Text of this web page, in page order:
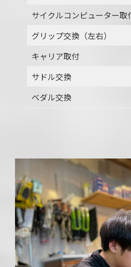
サイクルコンピューター取
グリップ交換（左右）
キャリア取付
サドル交換
べダル交換